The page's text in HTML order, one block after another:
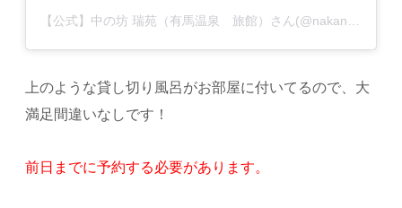
上のような貸し切り風呂がお部屋に付いてるので、大
満足間違いなしです！
前日までに予約する必要があります。